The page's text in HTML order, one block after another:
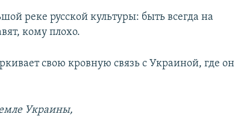
реке русской культуры: быть всегда на
кому плохо.
свою кровную связь с Украиной, где он
Украины,